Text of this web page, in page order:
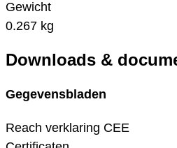
Gewicht
0.267 kg
Downloads &
Gegevensbladen
Reach verklaring CEE